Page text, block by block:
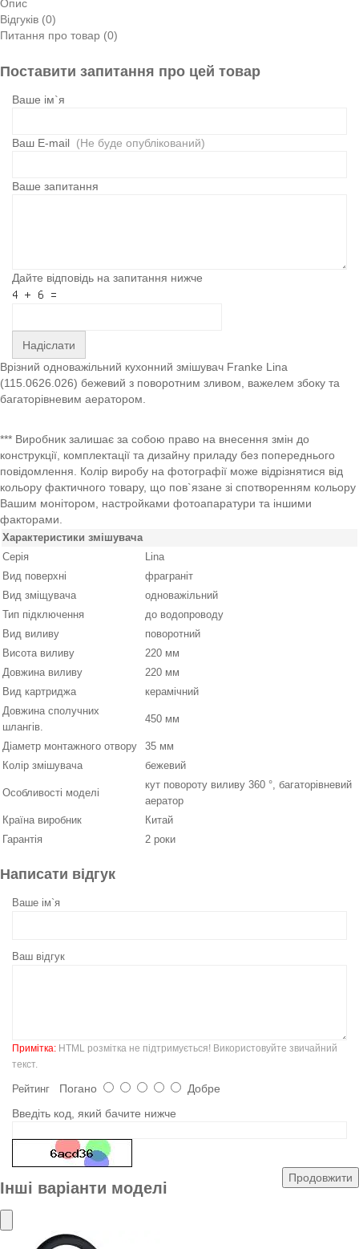
Опис
Відгуків (0)
Питання про товар (0)
Поставити запитання про цей товар
Ваше ім`я
Ваш E-mail (Не буде опублікований)
Ваше запитання
Дайте відповідь на запитання нижче
Надіслати
Врізний одноважільний кухонний змішувач Franke Lina
(115.0626.026) бежевий з поворотним зливом, важелем збоку та
багаторівневим аератором.
*** Виробник залишає за собою право на внесення змін до
конструкції, комплектації та дизайну приладу без попереднього
повідомлення. Колір виробу на фотографії може відрізнятися від
кольору фактичного товару, що пов`язане зі спотворенням кольору
Вашим монітором, настройками фотоапаратури та іншими
факторами.
Характеристики змішувача
Серія
Lina
Вид поверхні
фраграніт
Вид зміщувача
одноважільний
Тип підключення
до водопроводу
Вид виливу
поворотний
Висота виливу
220 мм
Довжина виливу
220 мм
Вид картриджа
керамічний
Довжина сполучних
шлангів.
450 мм
Діаметр монтажного отвору
35 мм
Колір змішувача
бежевий
Особливості моделі
кут повороту виливу 360 °, багаторівневий
аератор
Країна виробник
Китай
Гарантія
2 роки
Написати відгук
Ваше ім`я
Ваш відгук
Примітка: HTML розмітка не підтримується! Використовуйте звичайний
текст.
Рейтинг Погано
Добре
Введіть код, який бачите нижче
Продовжити
Інші варіанти моделі